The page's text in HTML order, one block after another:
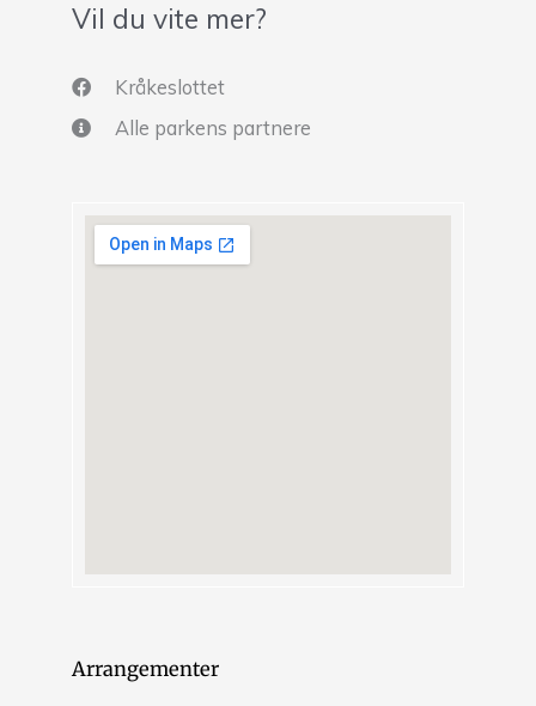
Vil du vite mer?
Kråkeslottet
Alle parkens partnere
Arrangementer